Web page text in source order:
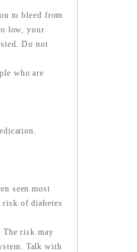
to bleed from
low, your
Do not
who are
seen most
of diabetes
The risk may
Talk with